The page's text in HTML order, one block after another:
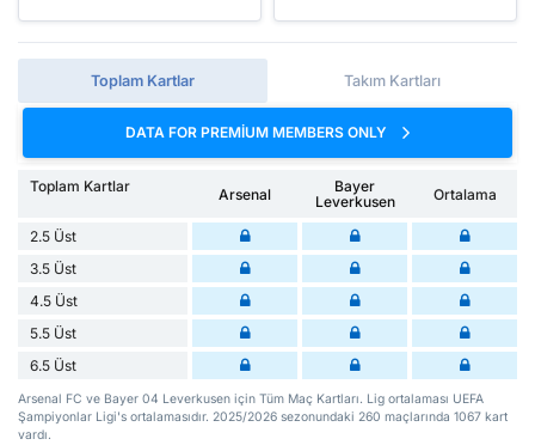
Toplam Kartlar Takım Kartları
DATA FOR PREMIUM MEMBERS ONLY
Toplam Kartlar Arsenal
Bayer
Leverkusen
Ortalama
2.5 Üst
3.5 Üst
4.5 Üst
5.5 Üst
6.5 Üst
Arsenal FC ve Bayer 04 Leverkusen için Tüm Maç Kartları. Lig ortalaması UEFA
Şampiyonlar Ligi's ortalamasıdır. 2025/2026 sezonundaki 260 maçlarında 1067 kart
vardı.